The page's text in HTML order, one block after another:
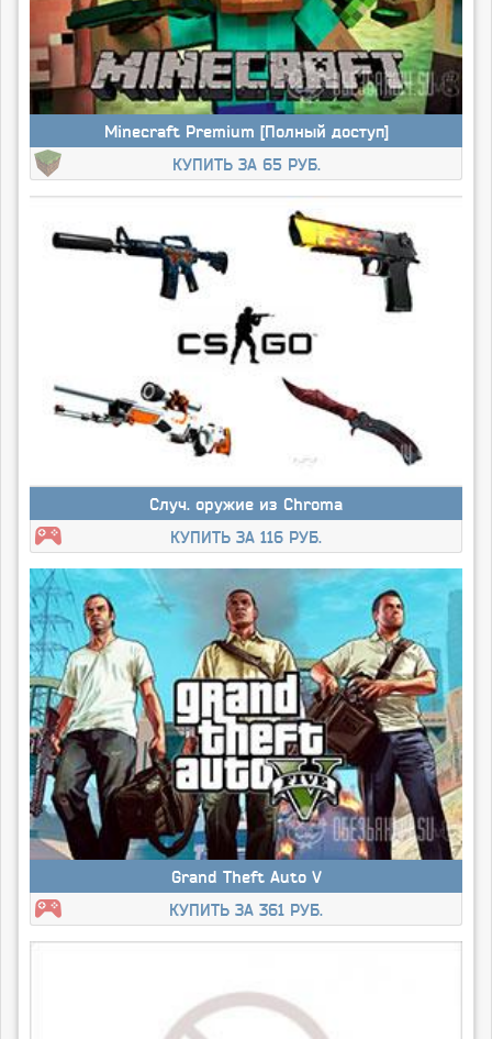
Minecraft Premium [Полный доступ]
КУПИТЬ ЗА 65 РУБ.
Случ. оружие из Chroma
КУПИТЬ ЗА 116 РУБ.
Grand Theft Auto V
КУПИТЬ ЗА 361 РУБ.